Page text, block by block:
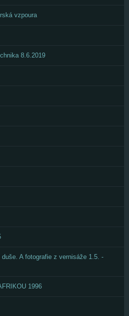
vzpoura
8.6.2019
A fotografie z vernisáže 1.5. -
1996